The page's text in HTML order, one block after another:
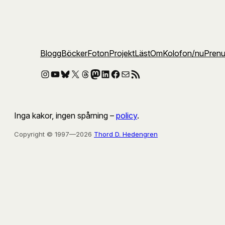
BloggBöckerFotonProjektLästOmKolofon/nu
Instagram
YouTube
Bluesky
X Threads
Mastodon
LinkedIn
Facebook
E-postRSS-flöde
Inga kakor, ingen spårning – policy.
Copyright © 1997—2026 Thord D. Hedengren